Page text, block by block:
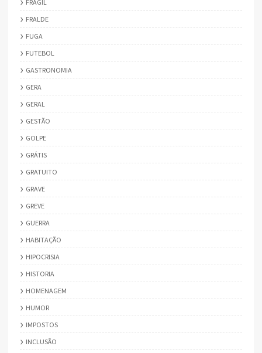
FRÁGIL
FRALDE
FUGA
FUTEBOL
GASTRONOMIA
GERA
GERAL
GESTÃO
GOLPE
GRÁTIS
GRATUITO
GRAVE
GREVE
GUERRA
HABITAÇÃO
HIPOCRISIA
HISTORIA
HOMENAGEM
HUMOR
IMPOSTOS
INCLUSÃO